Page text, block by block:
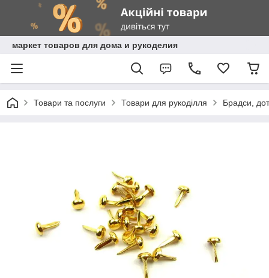
маркет товаров для дома и рукоделия
Товари та послуги Товари для рукоділля Брадси,